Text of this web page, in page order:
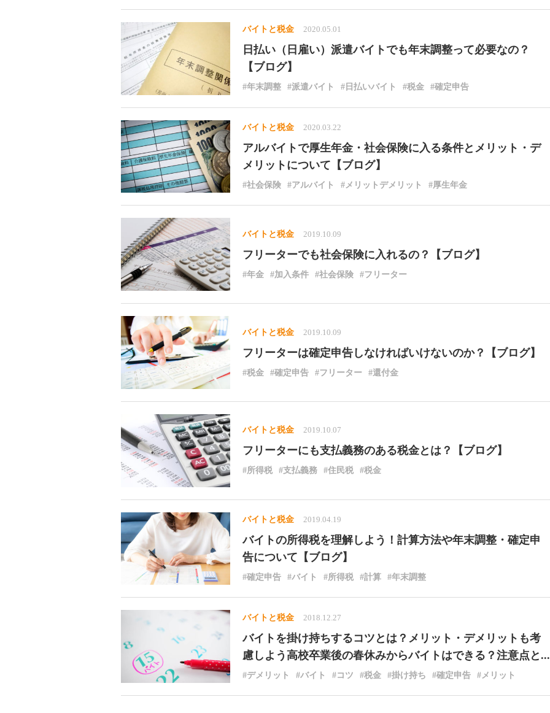
バイトと税金 2020.05.01
日払い（日雇い）派遣バイトでも年末調整って必要なの？
【ブログ】
#年末調整 #派遣バイト #日払いバイト #税金 #確定申告
バイトと税金 2020.03.22
アルバイトで厚生年金・社会保険に入る条件とメリット・デ
メリットについて【ブログ】
#社会保険 #アルバイト #メリットデメリット #厚生年金
バイトと税金 2019.10.09
フリーターでも社会保険に入れるの？【ブログ】
#年金 #加入条件 #社会保険 #フリーター
バイトと税金 2019.10.09
フリーターは確定申告しなければいけないのか？【ブログ】
#税金 #確定申告 #フリーター #還付金
バイトと税金 2019.10.07
フリーターにも支払義務のある税金とは？【ブログ】
#所得税 #支払義務 #住民税 #税金
バイトと税金 2019.04.19
バイトの所得税を理解しよう！計算方法や年末調整・確定申
告について【ブログ】
#確定申告 #バイト #所得税 #計算 #年末調整
バイトと税金 2018.12.27
バイトを掛け持ちするコツとは？メリット・デメリットも考
慮しよう高校卒業後の春休みからバイトはできる？注意点と...
#デメリット #バイト #コツ #税金 #掛け持ち #確定申告 #メリット